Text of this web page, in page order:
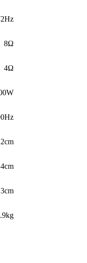
8Ω
4Ω